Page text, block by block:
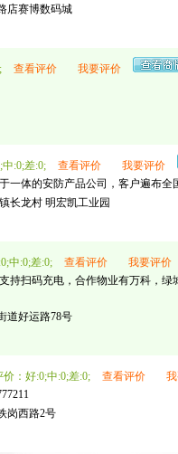
店赛博数码城
查看评价
我要评价
:0;差:0; 查看评价
我要评价
一体的安防产品公司，客户遍布全
长龙村 明宏凯工业园
中:0;差:0; 查看评价
我要评价
持扫码充电，合作物业有万科，绿
道好运路78号
价：好:0;中:0;差:0; 查看评价
岗西路2号